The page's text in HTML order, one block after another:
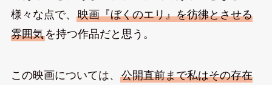
様々な点で、 映画『ぼくのエリ』を彷彿とさせる
雰囲気を持つ作品だと思う。
この映画については、 公開直前まで私はその存在